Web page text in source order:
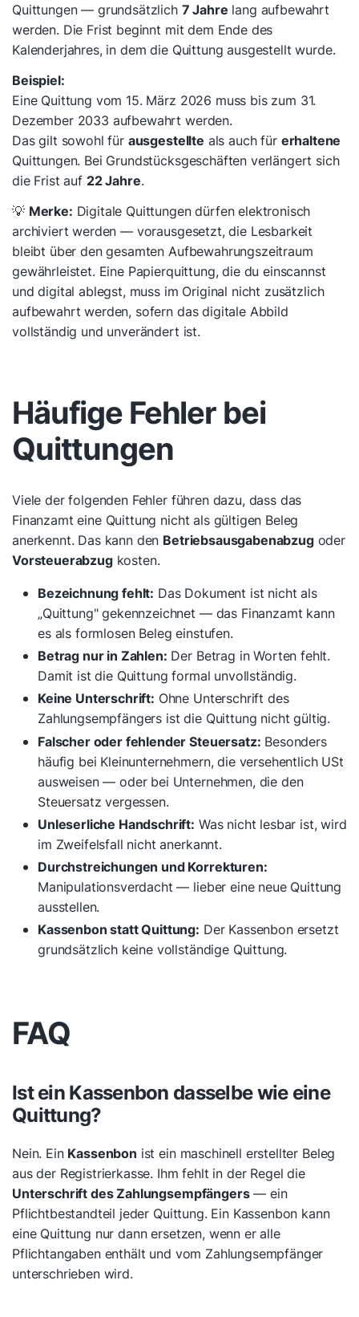
Quittungen — grundsätzlich 7 Jahre lang aufbewahrt
werden. Die Frist beginnt mit dem Ende des
Kalenderjahres, in dem die Quittung ausgestellt wurde.
Beispiel:
Eine Quittung vom 15. März 2026 muss bis zum 31.
Dezember 2033 aufbewahrt werden.
Das gilt sowohl für ausgestellte als auch für erhaltene
Quittungen. Bei Grundstücksgeschäften verlängert sich
die Frist auf 22 Jahre.
💡 Merke: Digitale Quittungen dürfen elektronisch
archiviert werden — vorausgesetzt, die Lesbarkeit
bleibt über den gesamten Aufbewahrungszeitraum
gewährleistet. Eine Papierquittung, die du einscannst
und digital ablegst, muss im Original nicht zusätzlich
aufbewahrt werden, sofern das digitale Abbild
vollständig und unverändert ist.
Häufige Fehler bei
Quittungen
Viele der folgenden Fehler führen dazu, dass das
Finanzamt eine Quittung nicht als gültigen Beleg
anerkennt. Das kann den Betriebsausgabenabzugoder
Vorsteuerabzugkosten.
Bezeichnung fehlt: Das Dokument ist nicht als
„Quittung" gekennzeichnet — das Finanzamt kann
es als formlosen Beleg einstufen.
Betrag nur in Zahlen: Der Betrag in Worten fehlt.
Damit ist die Quittung formal unvollständig.
Keine Unterschrift: Ohne Unterschrift des
Zahlungsempfängers ist die Quittung nicht gültig.
Falscher oder fehlender Steuersatz: Besonders
häufig bei Kleinunternehmern, die versehentlich USt
ausweisen — oder bei Unternehmen, die den
Steuersatz vergessen.
Unleserliche Handschrift: Was nicht lesbar ist, wird
im Zweifelsfall nicht anerkannt.
Durchstreichungen und Korrekturen:
Manipulationsverdacht — lieber eine neue Quittung
ausstellen.
Kassenbon statt Quittung: Der Kassenbon ersetzt
grundsätzlich keine vollständige Quittung.
FAQ
Ist ein Kassenbon dasselbe wie eine
Quittung?
Nein. Ein Kassenbon ist ein maschinell erstellter Beleg
aus der Registrierkasse. Ihm fehlt in der Regel die
Unterschrift des Zahlungsempfängers— ein
Pflichtbestandteil jeder Quittung. Ein Kassenbon kann
eine Quittung nur dann ersetzen, wenn er alle
Pflichtangaben enthält und vom Zahlungsempfänger
unterschrieben wird.